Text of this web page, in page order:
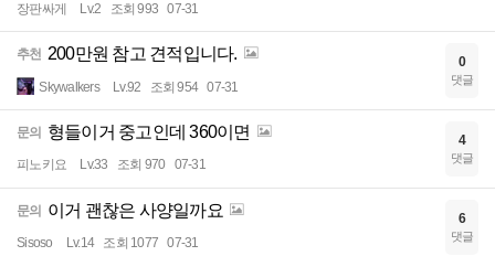
장판싸게 Lv.2 조회 993 07-31
추천 200만원 참고 견적입니다.
Skywalkers Lv.92 조회 954 07-31
0
댓글
문의 형들이거 중고인데 360이면
피노키요 Lv.33 조회 970 07-31
4
댓글
문의 이거 괜찮은 사양일까요
Sisoso Lv.14 조회 1077 07-31
6
댓글